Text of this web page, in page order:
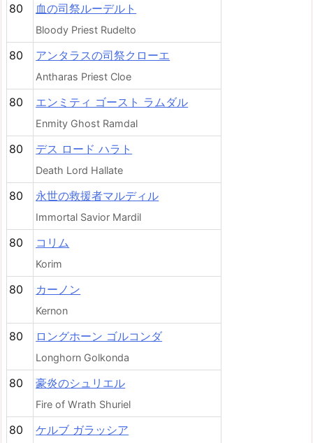
80 血の司祭ルーデルト
Bloody Priest Rudelto
80 アンタラスの司祭クローエ
Antharas Priest Cloe
80 エンミティ ゴースト ラムダル
Enmity Ghost Ramdal
80 デス ロード ハラト
Death Lord Hallate
80 永世の救援者マルディル
Immortal Savior Mardil
80 コリム
Korim
80 カーノン
Kernon
80 ロングホーン ゴルコンダ
Longhorn Golkonda
80 豪炎のシュリエル
Fire of Wrath Shuriel
80 ケルブ ガラッシア